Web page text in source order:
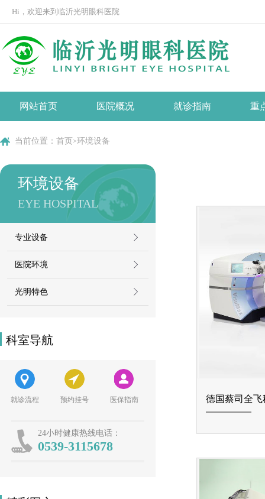
Hi，欢迎来到临沂光明眼科医院
网站首页 医院概况
医院介绍
社会责任
医院文化
就诊指南 重
当前位置： 首页 >环境设备
环境设备
EYE HOSPITAL
专业设备
医院环境
光明特色
科室导航
就诊流程 预约挂号 医保指南
24小时健康热线电话：
0539-3115678
德国蔡司全飞